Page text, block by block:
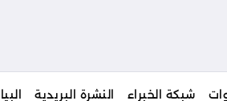
شبكة الخبراء النشرة البريدية
يبحث